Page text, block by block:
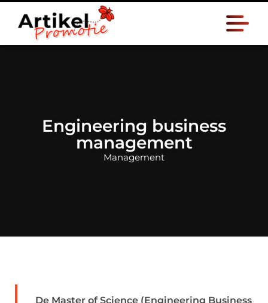
Engineering business
management
Management
De Master of Science (Engineering Business